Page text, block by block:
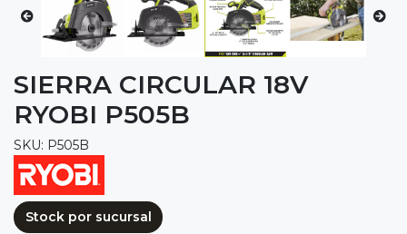
SIERRA CIRCULAR 18V
RYOBI P505B
SKU: P505B
Stock por sucursal